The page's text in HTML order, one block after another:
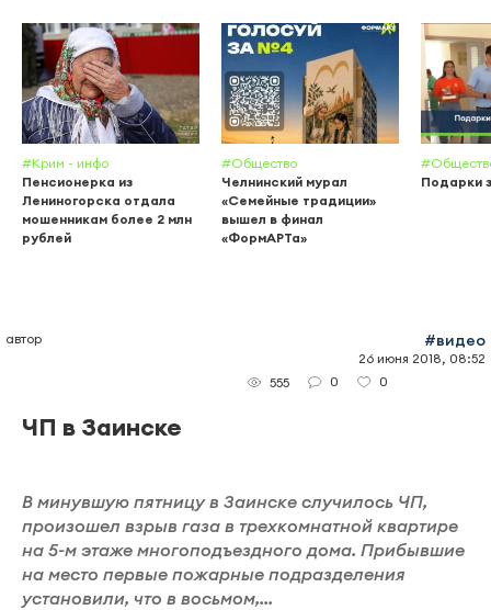
#Крим - инфо
Пенсионерка из
Лениногорска отдала
мошенникам более 2 млн
рублей
#Общество
Челнинский мурал
«Семейные традиции»
вышел в финал
«ФормАРТа»
Подарки
автор #видео
26 июня 2018, 08:52
555
0 0
ЧП в Заинске
В минувшую пятницу в Заинске случилось ЧП,
произошел взрыв газа в трехкомнатной квартире
на 5-м этаже многоподъездного дома. Прибывшие
на место первые пожарные подразделения
установили, что в восьмом,...